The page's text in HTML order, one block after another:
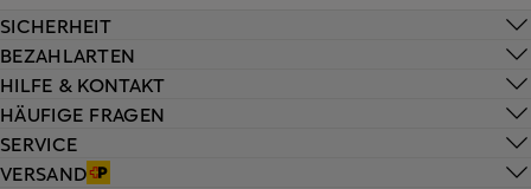
HILFE & KONTAKT
HÄUFIGE FRAGEN
SERVICE
VERSAND
SICHERHEIT
BEZAHLARTEN